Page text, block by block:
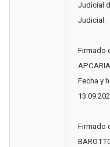
Judicial
Judicial.
Firmado
Fecha y
Firmado